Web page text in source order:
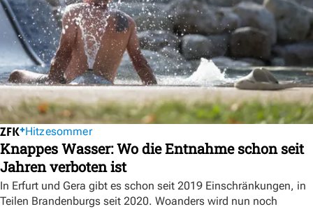
Hitzesommer
Knappes Wasser: Wo die Entnahme schon seit
Jahren verboten ist
In Erfurt und Gera gibt es schon seit 2019 Einschränkungen, in
Teilen Brandenburgs seit 2020. Woanders wird nun noch